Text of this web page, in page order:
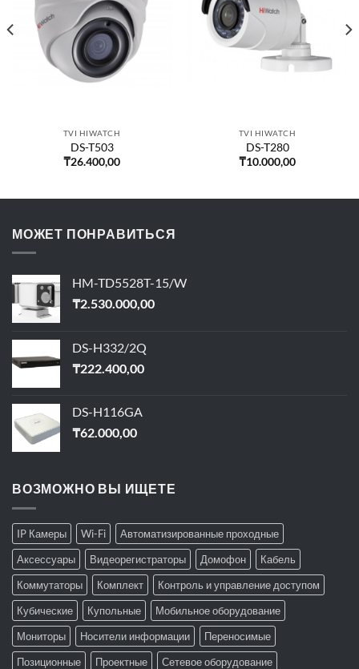
TVI HIWATCH
DS-T503
₸26.400,00
TVI HIWATCH
DS-T280
₸10.000,00
МОЖЕТ ПОНРАВИТЬСЯ
HM-TD5528T-15/W
₸2.530.000,00
DS-H332/2Q
₸222.400,00
DS-H116GA
₸62.000,00
ВОЗМОЖНО ВЫ ИЩЕТЕ
IP Камеры Wi-Fi
Автоматизированные проходные
Аксессуары
Видеорегистраторы Домофон
Кабель
Коммутаторы
Комплект
Контроль и управление доступом
Кубические
Купольные
Мобильное оборудование
Мониторы
Носители информации
Переносимые
Позиционные
Проектные
Сетевое оборудование